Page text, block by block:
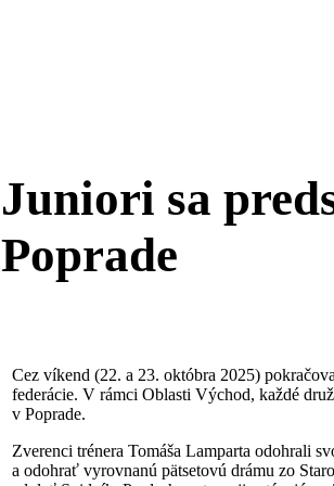
Juniori sa
Poprade
Cez víkend (22. a 23. októbra 2025)
federácie. V rámci Oblasti Východ, každé
v Poprade.
Zverenci trénera Tomáša Lamparta odohrali
a odohrať vyrovnanú pätsetovú drámu zo